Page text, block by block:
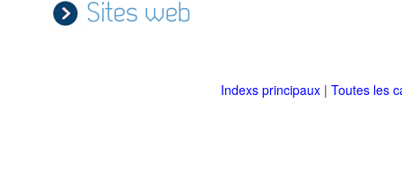
Sites web
Indexs principaux | Toutes les